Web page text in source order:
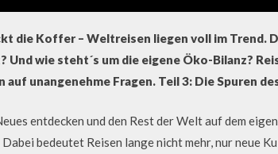
die Koffer – Weltreisen liegen voll im Trend.
Und wie steht´s um die eigene Öko-Bilanz?
unangenehme Fragen. Teil 3: Die Spuren
entdecken und den Rest der Welt auf dem
bedeutet Reisen lange nicht mehr, nur neue